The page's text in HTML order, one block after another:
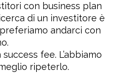
con business plan
di un investitore è
andarci con
fee. L’abbiamo
ripeterlo.